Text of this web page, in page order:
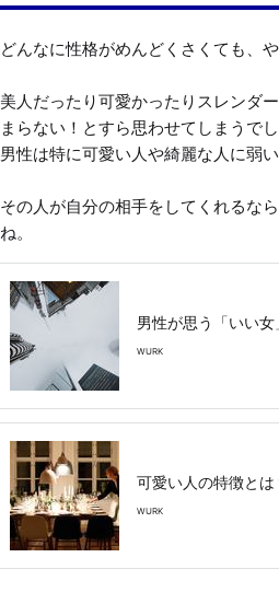
どんなに性格がめんどくさくても、
美人だったり可愛かったりスレンダ
まらない！とすら思わせてしまうでし
男性は特に可愛い人や綺麗な人に弱
その人が自分の相手をしてくれるな
ね。
男性が思う「いい
WURK
可愛い人の特徴とは
WURK